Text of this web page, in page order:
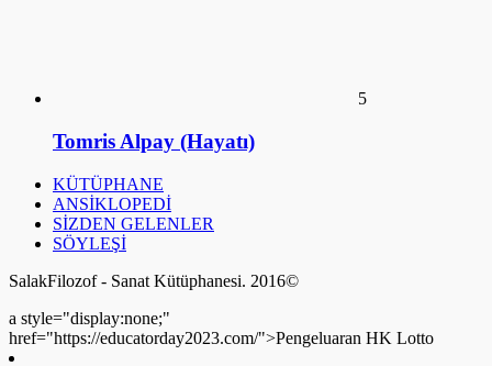
5
Tomris Alpay (Hayatı)
KÜTÜPHANE
ANSİKLOPEDİ
SİZDEN GELENLER
SÖYLEŞİ
SalakFilozof - Sanat Kütüphanesi. 2016©
a style="display:none;"
href="https://educatorday2023.com/">Pengeluaran HK Lotto